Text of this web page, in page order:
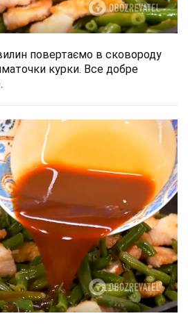
повертаємо в сковороду
курки. Все добре